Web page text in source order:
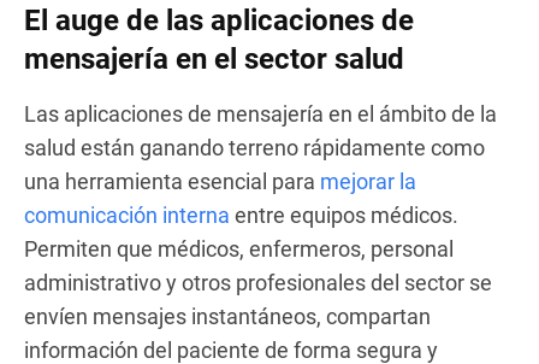
El auge de las aplicaciones de
mensajería en el sector salud
Las aplicaciones de mensajería en el ámbito de la
salud están ganando terreno rápidamente como
una herramienta esencial para mejorar la
comunicación interna entre equipos médicos.
Permiten que médicos, enfermeros, personal
administrativo y otros profesionales del sector se
envíen mensajes instantáneos, compartan
información del paciente de forma segura y